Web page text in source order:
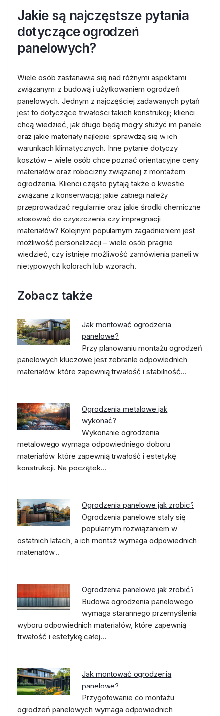
Jakie są najczęstsze pytania
dotyczące ogrodzeń
panelowych?
Wiele osób zastanawia się nad różnymi aspektami
związanymi z budową i użytkowaniem ogrodzeń
panelowych. Jednym z najczęściej zadawanych pytań
jest to dotyczące trwałości takich konstrukcji; klienci
chcą wiedzieć, jak długo będą mogły służyć im panele
oraz jakie materiały najlepiej sprawdzą się w ich
warunkach klimatycznych. Inne pytanie dotyczy
kosztów – wiele osób chce poznać orientacyjne ceny
materiałów oraz robocizny związanej z montażem
ogrodzenia. Klienci często pytają także o kwestie
związane z konserwacją; jakie zabiegi należy
przeprowadzać regularnie oraz jakie środki chemiczne
stosować do czyszczenia czy impregnacji
materiałów? Kolejnym popularnym zagadnieniem jest
możliwość personalizacji – wiele osób pragnie
wiedzieć, czy istnieje możliwość zamówienia paneli w
nietypowych kolorach lub wzorach.
Zobacz także
Jak montować ogrodzenia
panelowe?
Przy planowaniu montażu ogrodzeń
panelowych kluczowe jest zebranie odpowiednich
materiałów, które zapewnią trwałość i stabilność…
Ogrodzenia metalowe jak
wykonać?
Wykonanie ogrodzenia
metalowego wymaga odpowiedniego doboru
materiałów, które zapewnią trwałość i estetykę
konstrukcji. Na początek…
Ogrodzenia panelowe jak zrobic?
Ogrodzenia panelowe stały się
popularnym rozwiązaniem w
ostatnich latach, a ich montaż wymaga odpowiednich
materiałów…
Ogrodzenia panelowe jak zrobić?
Budowa ogrodzenia panelowego
wymaga starannego przemyślenia
wyboru odpowiednich materiałów, które zapewnią
trwałość i estetykę całej…
Jak montować ogrodzenia
panelowe?
Przygotowanie do montażu
ogrodzeń panelowych wymaga odpowiednich